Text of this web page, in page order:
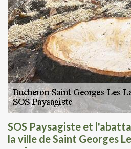
SOS Paysagiste et
la ville de Saint Georges